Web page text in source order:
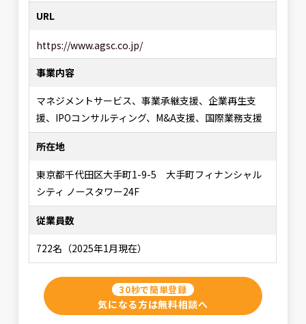
URL
https://www.agsc.co.jp/
事業内容
マネジメントサービス、事業承継支援、企業再生支
援、IPOコンサルティング、M&A支援、国際業務支援
所在地
東京都千代田区大手町1-9-5 大手町フィナンシャル
シティ ノースタワー24F
従業員数
722名（2025年1月現在）
30秒で簡単登録
気になる方は無料相談へ